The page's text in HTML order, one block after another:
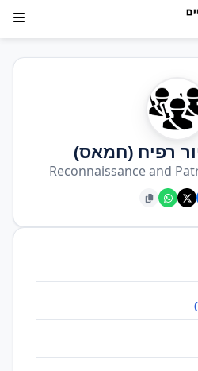
רפיח (חמאס)
Reconnaissance and